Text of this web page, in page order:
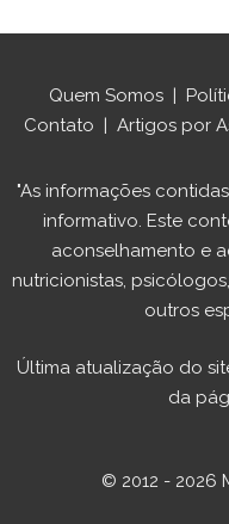
Quem Somos |
Contato | Artigos por
"As informações
informativo. Este
aconselhamento e
nutricionistas,
outros
Última atualização do
da
© 2012 - 2026